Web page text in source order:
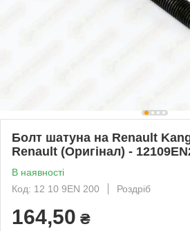
Болт шатуна на Renault
Renault (Оригінал) -
В наявності
Код: 12 10 9EN 200
Роздріб
164,50 ₴